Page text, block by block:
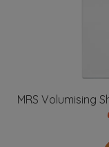
MRS Volumising